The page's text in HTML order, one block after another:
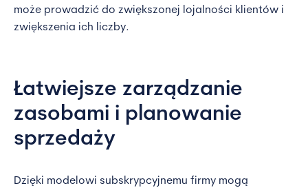
może prowadzić do zwiększonej lojalności klientów i
zwiększenia ich liczby.
Łatwiejsze zarządzanie
zasobami i planowanie
sprzedaży
Dzięki modelowi subskrypcyjnemu firmy mogą